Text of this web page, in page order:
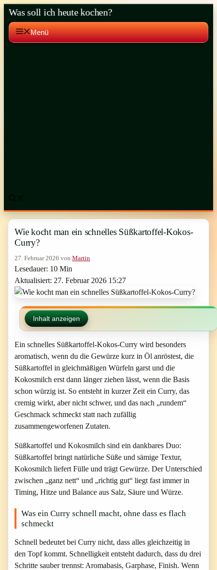
Zum
Inhalt
springen
Was soll ich heute kochen?
Menü
Wie kocht man ein schnelles Süßkartoffel-Kokos-
Curry?
27. Februar 2026 von Martin
Lesedauer: 10 Min
Aktualisiert: 27. Februar 2026 15:27
Inhalt anzeigen
Ein schnelles Süßkartoffel-Kokos-Curry wird besonders
aromatisch, wenn du die Gewürze kurz in Öl anröstest, die
Süßkartoffel in gleichmäßigen Würfeln garst und die
Kokosmilch erst dann länger ziehen lässt, wenn die Basis
schon würzig ist. So entsteht in kurzer Zeit ein Curry, das
cremig wirkt, aber nicht schwer, und das nach „rundem“
Geschmack schmeckt statt nach zufällig
zusammengeworfenen Zutaten.
Süßkartoffel und Kokosmilch sind ein dankbares Duo:
Süßkartoffel bringt natürliche Süße und sämige Textur,
Kokosmilch liefert Fülle und trägt Gewürze. Der Unterschied
zwischen „ganz nett“ und „richtig gut“ liegt fast immer in
Timing, Hitze und Balance aus Salz, Säure und Würze.
Was ein Curry schnell macht, ohne dass es flach
schmeckt
Schnell bedeutet bei Curry nicht, dass alles gleichzeitig in
den Topf kommt. Schnelligkeit entsteht dadurch, dass du drei
Schritte sauber trennst: Aromabasis, Garphase, Finish. Wenn